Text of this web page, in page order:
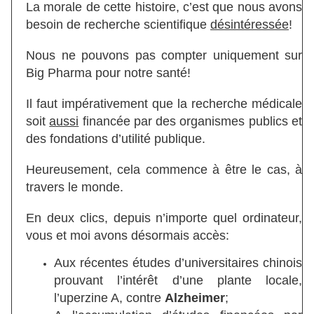
La morale de cette histoire, c’est que nous avons
besoin de recherche scientifique désintéressée!
Nous ne pouvons pas compter uniquement sur
Big Pharma pour notre santé!
Il faut impérativement que la recherche médicale
soitaussi financée par des organismes publics et
des fondations d’utilité publique.
Heureusement, cela commence à être le cas, à
travers le monde.
En deux clics, depuis n’importe quel ordinateur,
vous et moi avons désormais accès:
Aux récentes études d’universitaires chinois
prouvant l’intérêt d’une plante locale,
l’uperzine A, contre Alzheimer;